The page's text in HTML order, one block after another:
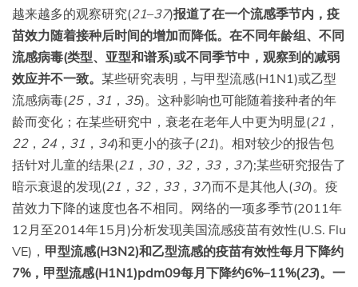
越来越多的观察研究(21–37)报道了在一个流感季节内，疫
苗效力随着接种后时间的增加而降低。在不同年龄组、不同
流感病毒(类型、亚型和谱系)或不同季节中，观察到的减弱
效应并不一致。 某些研究表明，与甲型流感(H1N1)或乙型
流感病毒(25， 31 ， 35)。这种影响也可能随着接种者的年
龄而变化；在某些研究中，衰老在老年人中更为明显(21 ，
22， 24 ， 31 ， 34)和更小的孩子(21)。相对较少的报告包
括针对儿童的结果(21 ， 30， 32， 33， 37);某些研究报告了
暗示衰退的发现(21 ， 32， 33， 37)而不是其他人(30)。疫
苗效力下降的速度也各不相同。网络的一项多季节(2011年
12月至2014年15月)分析发现美国流感疫苗有效性(U.S. Flu
VE)， 甲型流感(H3N2)和乙型流感的疫苗有效性每月下降约
7%，甲型流感(H1N1)pdm09每月下降约6%–11%(23)。 一